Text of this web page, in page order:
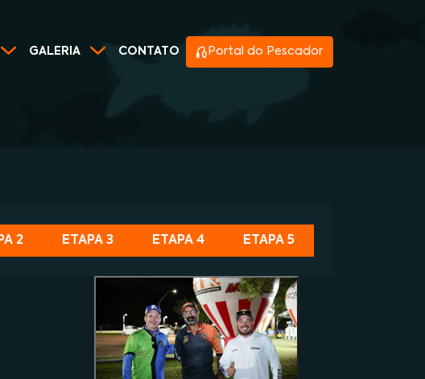
GALERIA CONTATO Portal do Pescador
2 ETAPA 3 ETAPA 4 ETAPA 5